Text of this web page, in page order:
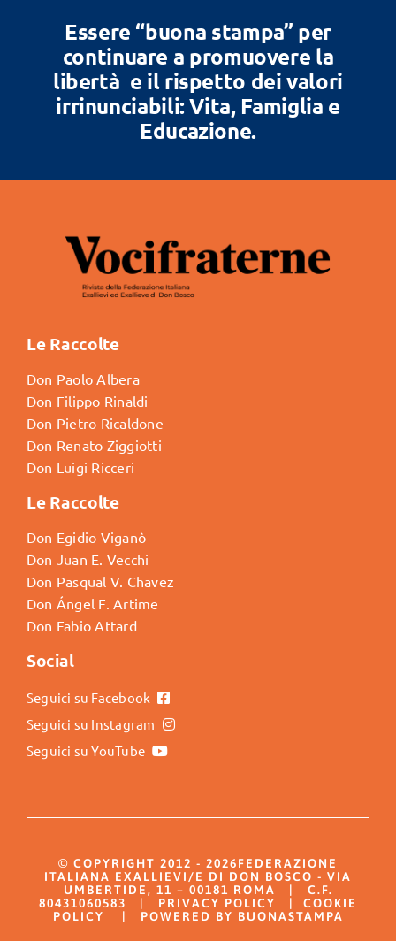
Essere “buona stampa” per
continuare a promuovere la
libertà e il rispetto dei valori
irrinunciabili: Vita, Famiglia e
Educazione.
Le Raccolte
Don Paolo Albera
Don Filippo Rinaldi
Don Pietro Ricaldone
Don Renato Ziggiotti
Don Luigi Ricceri
Le Raccolte
Don Egidio Viganò
Don Juan E. Vecchi
Don Pasqual V. Chavez
Don Ángel F. Artime
Don Fabio Attard
Social
Seguici su Facebook
Seguici su Instagram
Seguici su YouTube
© COPYRIGHT 2012 - 2026FEDERAZIONE
ITALIANA EXALLIEVI/E DI DON BOSCO - VIA
UMBERTIDE, 11 – 00181 ROMA | C.F.
80431060583 | PRIVACY POLICY | COOKIE
POLICY | POWERED BY BUONASTAMPA